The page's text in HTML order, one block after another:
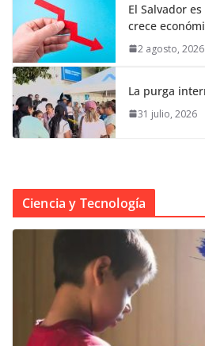
El Salvador
crece
2 agosto, 2026
La purga
31 julio, 2026
Ciencia y Tecnología